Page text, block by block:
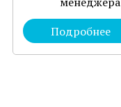
Подробнее